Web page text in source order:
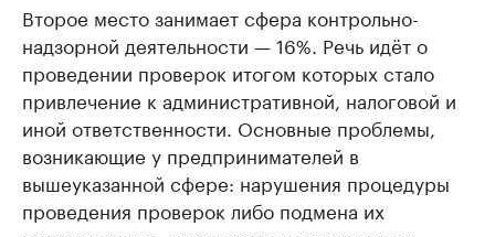
Второе место занимает сфера контрольно-
надзорной деятельности — 16%. Речь идёт о
проведении проверок итогом которых стало
привлечение к административной, налоговой и
иной ответственности. Основные проблемы,
возникающие у предпринимателей в
вышеуказанной сфере: нарушения процедуры
проведения проверок либо подмена их